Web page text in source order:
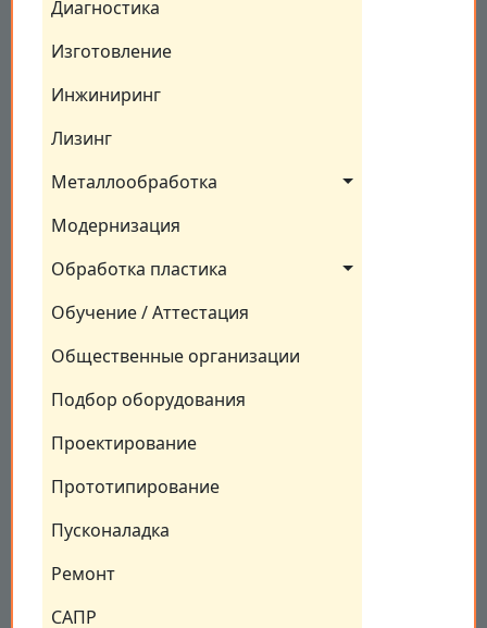
Диагностика
Изготовление
Инжиниринг
Лизинг
Металлообработка
Модернизация
Обработка пластика
Обучение / Аттестация
Общественные организации
Подбор оборудования
Проектирование
Прототипирование
Пусконаладка
Ремонт
САПР